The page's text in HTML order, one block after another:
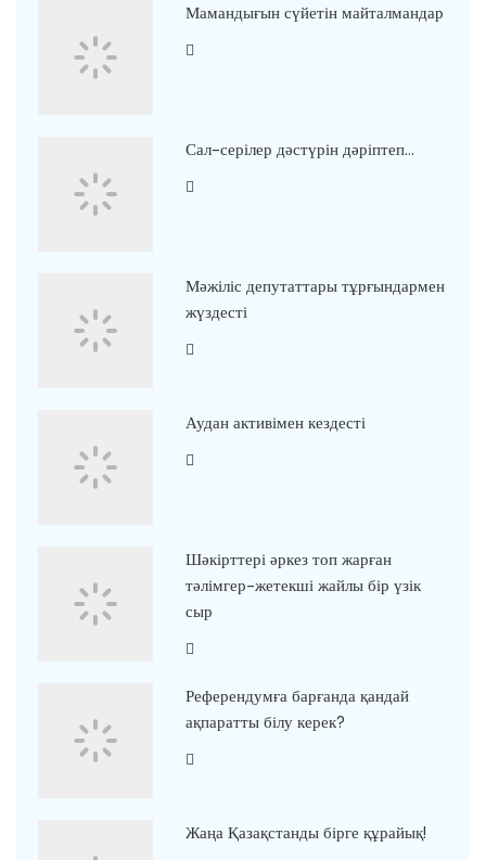
Мамандығын сүйетін майталмандар
Сал-серілер дәстүрін дәріптеп…
Мәжіліс депутаттары тұрғындармен
жүздесті
Аудан активімен кездесті
Шәкірттері әркез топ жарған
тәлімгер-жетекші жайлы бір үзік
сыр
Референдумға барғанда қандай
ақпаратты білу керек?
Жаңа Қазақстанды бірге құрайық!